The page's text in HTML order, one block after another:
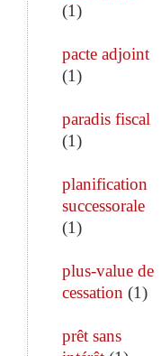
(1)
pacte adjoint
(1)
paradis fiscal
(1)
planification
successorale
(1)
plus-value de
cessation (1)
prêt sans